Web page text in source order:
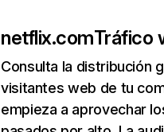
netflix.comTráfico
Consulta la distribución
visitantes web de tu
empieza a aprovechar